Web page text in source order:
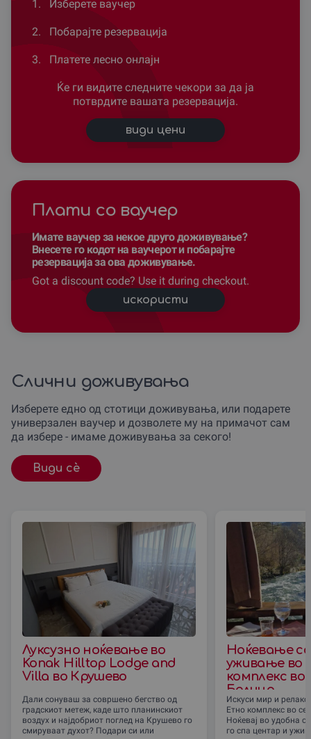
1. Изберете ваучер
2. Побарајте резервација
3. Платете лесно онлајн
Ќе ги видите следните чекори за да ја
потврдите вашата резервација.
види цени
Плати со ваучер
Имате ваучер за некое друго доживување?
Внесете го кодот на ваучерот и побарајте
резервација за ова доживување.
Got a discount code? Use it during checkout.
искористи
Слични доживувања
Изберете едно од стотици доживувања, или подарете
универзален ваучер и дозволете му на примачот сам
да избере - имаме доживувања за секого!
Види сè
Луксузно ноќевање во
Konak Hilltop Lodge and
Villa во Крушево
Дали сонуваш за совршено бегство од
градскиот метеж, каде што планинскиот
воздух и најдобриот поглед на Крушево го
смируваат духот? Подари си или
Ноќевање со
уживање во
комплекс во
Белица
Искуси мир и
Етно комплекс во
Ноќевај во удобна
го спа центар и